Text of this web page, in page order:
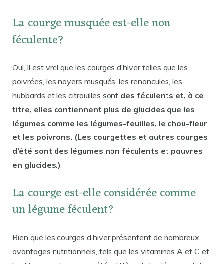
La courge musquée est-elle non
féculente?
Oui, il est vrai que les courges d’hiver telles que les
poivrées, les noyers musqués, les renoncules, les
hubbards et les citrouilles sont des féculents et, à ce
titre, elles contiennent plus de glucides que les
légumes comme les légumes-feuilles, le chou-fleur
et les poivrons. (Les courgettes et autres courges
d’été sont des légumes non féculents et pauvres
en glucides.)
La courge est-elle considérée comme
un légume féculent?
Bien que les courges d’hiver présentent de nombreux
avantages nutritionnels, tels que les vitamines A et C et